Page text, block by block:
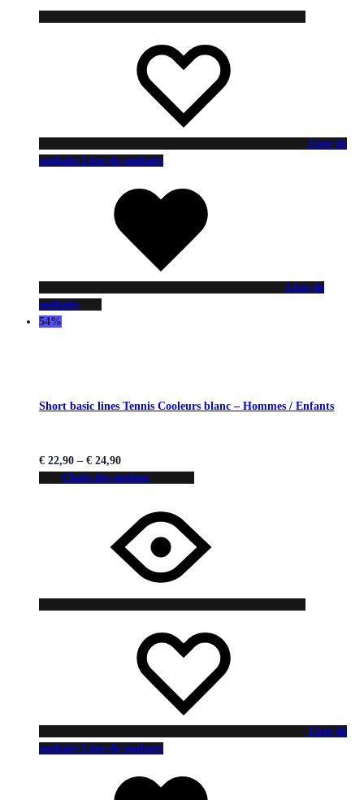
Liste de
souhaits Liste de souhaits
Liste de
souhaits
54%
Short basic lines Tennis Cooleurs blanc – Hommes / Enfants
€ 22,90 – € 24,90
Choix des options
Liste de
souhaits Liste de souhaits